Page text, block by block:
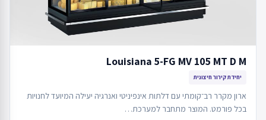
Louisiana 5-FG MV 105 MT D M
יחידת קירור חיצונית
ארון מקרר רב־קומתי עם דלתות אינפיניטי ואנרגיה יעילה המיועד לחנויות
בכל פורמט. המוצר מתחבר למערכת…